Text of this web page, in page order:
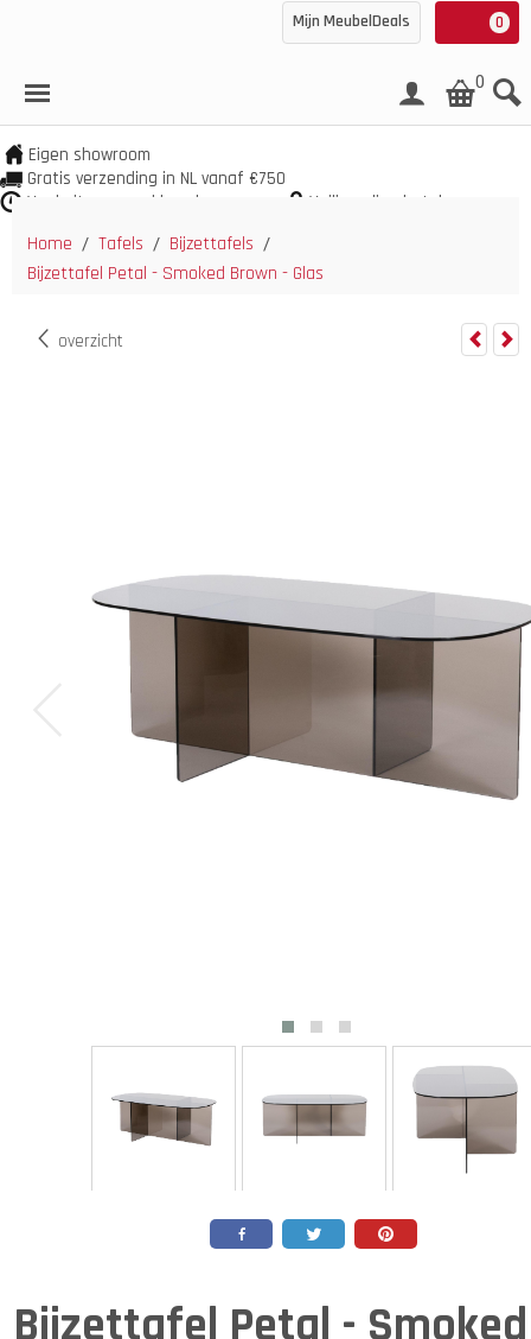
0
Mijn MeubelDeals
0
Eigen showroom
Gratis verzending in NL vanaf €750
Veel uit voorraad leverbaar
Veilig online betalen
Home / Tafels / Bijzettafels /
Bijzettafel Petal - Smoked Brown - Glas
overzicht